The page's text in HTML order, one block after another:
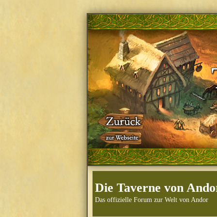
Die Taverne von
Das offizielle Forum zur Welt von Andor